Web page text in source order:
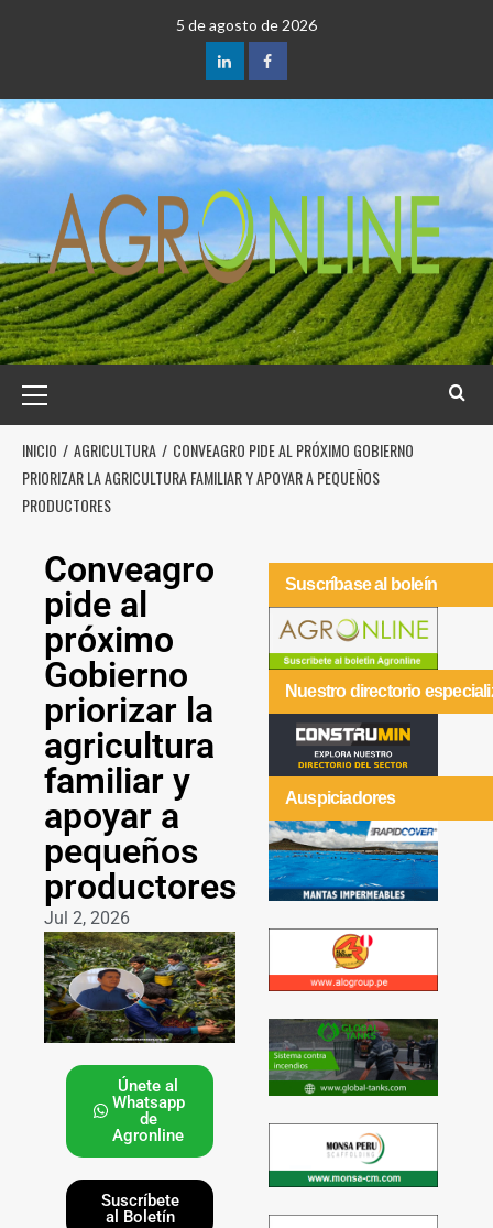
5 de agosto de 2026
INICIO AGRICULTURA
CONVEAGRO PIDE AL PRÓXIMO GOBIERNO
PRIORIZAR LA AGRICULTURA FAMILIAR Y APOYAR A PEQUEÑOS
PRODUCTORES
Conveagro
pide al
próximo
Gobierno
priorizar la
agricultura
familiar y
apoyar a
pequeños
productores
Jul 2, 2026
Únete al
Whatsapp
de
Agronline
Suscríbete
al Boletín
Suscríbase al boleín
Nuestro directorio
Auspiciadores